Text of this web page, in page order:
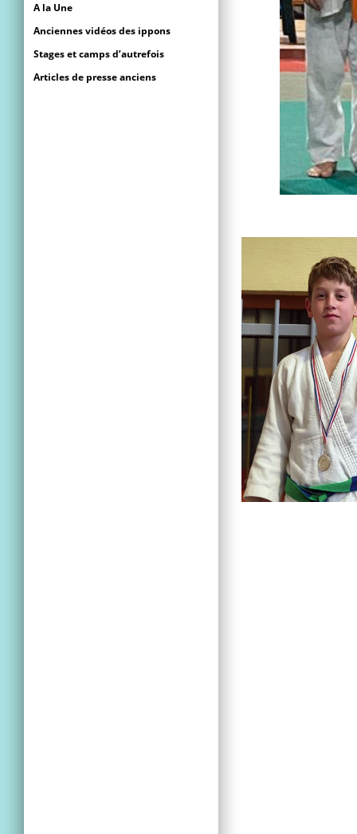
A la Une
Anciennes vidéos des ippons
Stages et camps d’autrefois
Articles de presse anciens